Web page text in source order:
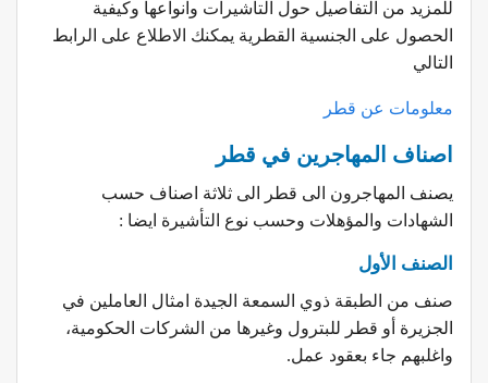
للمزيد من التفاصيل حول التاشيرات وانواعها وكيفية
الحصول على الجنسية القطرية يمكنك الاطلاع على الرابط
التالي
معلومات عن قطر
اصناف المهاجرين في قطر
يصنف المهاجرون الى قطر الى ثلاثة اصناف حسب
الشهادات والمؤهلات وحسب نوع التأشيرة ايضا :
الصنف الأول
صنف من الطبقة ذوي السمعة الجيدة امثال العاملين في
الجزيرة أو قطر للبترول وغيرها من الشركات الحكومية،
واغلبهم جاء بعقود عمل.